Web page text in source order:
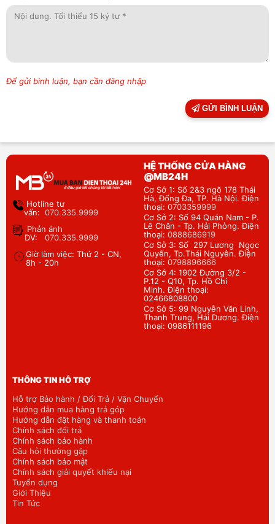
Để gửi bình luận, bạn cần đăng nhập
GỬI BÌNH LUẬN
Hotline tư
vấn: 070.335.9999
Phản ánh
DV: 070.335.9999
Giờ làm việc: Thứ 2 - CN,
8h - 20h
HỆ THỐNG CỬA HÀNG
@MB24H
Cơ Sở 1: Số 2&3 ngõ 178 Thái
Hà, Đống Đa, TP. Hà Nội. Điện
thoại: 0703359999
Cơ Sở 2: Số 94 Quán Nam - P.
Lê Chân - Tp. Hải Phỏng. Điện
thoại: 0888686919
Cơ Sở 3: Số 297 Lương Ngọc
Quyến, Tp.Thái Nguyên. Điện
thoại: 0798896666
Cơ Sở 4: 1902 Đường 3/2 -
P.12 - Q10, Tp. Hồ Chí
Minh. Điện thoại:
02466808800
Cơ Sở 5: 99 Nguyễn Văn Linh,
Thanh Trung, Hải Dương. Điện
thoại: 0986111196
THÔNG TIN HỖ TRỢ
Hỗ trợ Bảo hành / Đổi Trả / Vận Chuyển
Hướng dẫn mua hàng trả góp
Hướng dẫn đặt hàng và thanh toán
Chính sách đổi trả
Chính sách bảo hành
Câu hỏi thường gặp
Chính sách bảo mật
Chính sách giải quyết khiếu nại
Tuyển dụng
Giới Thiệu
Tin Tức